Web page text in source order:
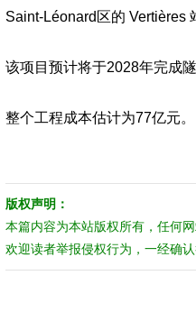
Saint-Léonard区的 Vertières
该项目预计将于2028年完成
整个工程成本估计为77亿元。
版权声明：
本篇内容为本站版权所有，任何
欢迎读者举报侵权行为，一经确